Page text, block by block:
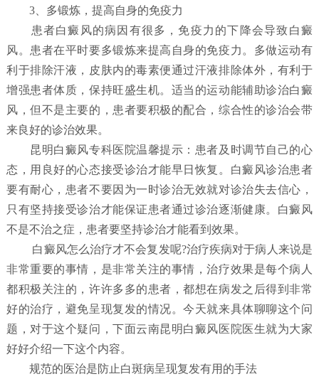
3、多锻炼，提高自身的免疫力
患者白癜风的病因有很多，免疫力的下降会导致白癜
风。患者在平时要多锻炼来提高自身的免疫力。多做运动有
利于排除汗液，皮肤内的毒素便通过汗液排除体外，有利于
增强患者体质，保持旺盛生机。适当的运动能辅助诊治白癜
风，但不是主要的，患者要积极的配合，综合性的诊治会带
来良好的诊治效果。
昆明白癜风专科医院温馨提示：患者及时调节自己的心
态，用良好的心态接受诊治才能早日恢复。白癜风诊治患者
要有耐心，患者不要因为一时诊治无效就对诊治失去信心，
只有坚持接受诊治才能保证患者通过诊治逐渐健康。白癜风
不是不治之症，患者要坚持诊治才能看到效果。
白癜风怎么治疗才不会复发呢?治疗疾病对于病人来说是
非常重要的事情，是非常关注的事情，治疗效果是每个病人
都积极关注的，许许多多的患者，都想在病发之后得到非常
好的治疗，避免呈现复发的情况。今天就来具体聊聊这个问
题，对于这个疑问，下面云南昆明白癜风医院医生就为大家
好好介绍一下这个内容。
规范的医治是防止白斑病呈现复发有用的手法